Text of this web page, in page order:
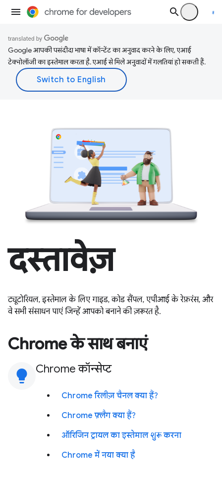
Google आपकी पसंदीदा भाषा में कॉन्टेंट का अनुवाद करने के लिए, एआई
टेक्नोलॉजी का इस्तेमाल करता है. एआई से मिले अनुवादों में गलतियां हो सकती हैं.
दस्तावेज़
ट्यूटोरियल, इस्तेमाल के लिए गाइड, कोड सैंपल, एपीआई के रेफ़रंस, और
वे सभी संसाधन पाएं जिन्हें आपको बनाने की ज़रूरत है.
Chrome के साथ बनाएं
lightbulb Chrome कॉन्सेप्ट
Chrome रिलीज़ चैनल क्या हैं?
Chrome फ़्लैग क्या हैं?
ऑरिजिन ट्रायल का इस्तेमाल शुरू करना
Chrome में नया क्या है